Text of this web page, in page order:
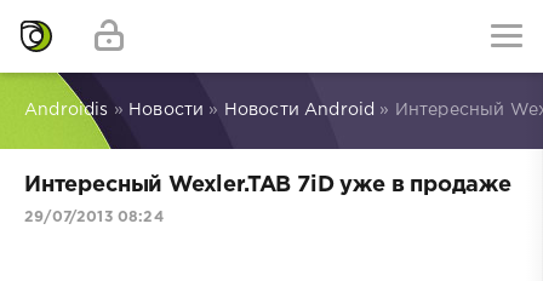
Androidis » Новости » Новости Android » Интересный
Интересный Wexler.TAB 7iD уже в продаже
29/07/2013 08:24